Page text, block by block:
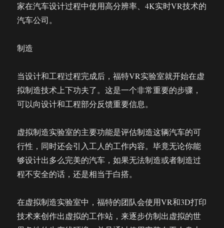
家在汽车设计过程中使用高分辨率、4K实时VR技术的
汽车公司。
制造
当设计和工程过程完成后，福特VR实验室就开始在虚
拟制造技术上下功夫了。这是一个非常重要的步骤，
可以向设计和工程部分反馈重要信息。
虚拟制造实验室的主要功能是评估制造这辆汽车的可
行性，同时还会引入工人的工作内容。毕竟无论你能
够设计出多么完美的汽车，如果无法制造或者制造过
程不安全的话，还是相当于白搭。
在虚拟制造实验室中，福特的团队会使用VR和3D打印
技术来创作出虚拟的工作站，来逐步仿制出虚拟的世